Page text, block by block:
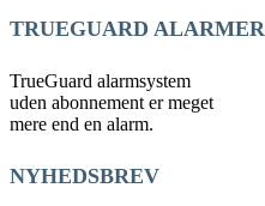
TRUEGUARD ALARMER
TrueGuard alarmsystem
uden abonnement er meget
mere end en alarm.
NYHEDSBREV